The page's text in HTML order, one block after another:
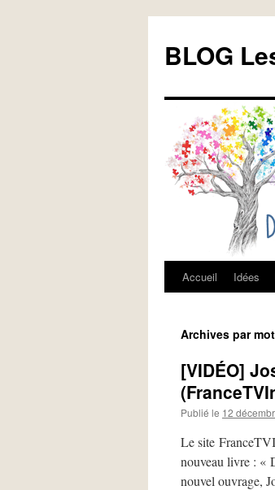
contenu
BLOG
Accueil Idées
Archives par
[VIDÉO]
Publié le 12
Le site
nouveau livre : «
nouvel ouvrage,